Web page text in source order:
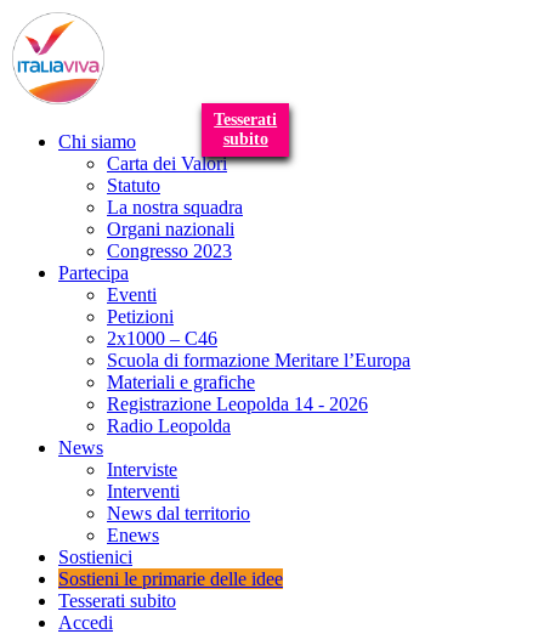
Tesserati
subito
Chi siamo
Carta dei Valori
Statuto
La nostra squadra
Organi nazionali
Congresso 2023
Partecipa
Eventi
Petizioni
2x1000 – C46
Scuola di formazione Meritare l’Europa
Materiali e grafiche
Registrazione Leopolda 14 - 2026
Radio Leopolda
News
Interviste
Interventi
News dal territorio
Enews
Sostienici
Sostieni le primarie delle idee
Tesserati subito
Accedi